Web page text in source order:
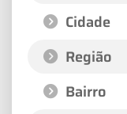
Cidade
Região
Bairro